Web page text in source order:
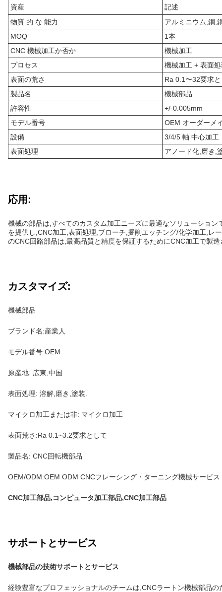
資産
記述
物質 的 な 能力
アルミニウム,銅,
MOQ
1本
CNC 機械加工か否か
機械加工
プロセス
機械加工 + 表面
表面の荒さ
Ra 0.1〜32要求
製品名
機械部品
許容性
+/-0.005mm
モデル番号
OEM オーダーメ
設備
3/4/5 軸 中心加工
表面処理
アノード化,磨き,
応用:
機械の部品は,すべてのカスタム加工ニーズに最適なソリューショ
を提供し,CNC加工,表面処理,ブローチ,掘削エッチング/化学加工,レ
のCNC回路部品は,最高品質と精度を保証するためにCNC加工で製
カスタマイズ:
機械部品
ブランド名:産業人
モデル番号:OEM
原産地: 広東,中国
表面処理: 溶解,磨き,塗装.
マイクロ加工または非: マイクロ加工
表面荒さ:Ra 0.1~3.2要求として
製品名: CNC回転機部品
OEM/ODM:OEM ODM CNCフレーシング・ターニング機械サービス
CNC加工部品,コンピュータ加工部品,CNC加工部品
サポートとサービス
機械部品の技術サポートとサービス
経験豊富なプロフェッショナルのチームは,CNCラートン機械部品